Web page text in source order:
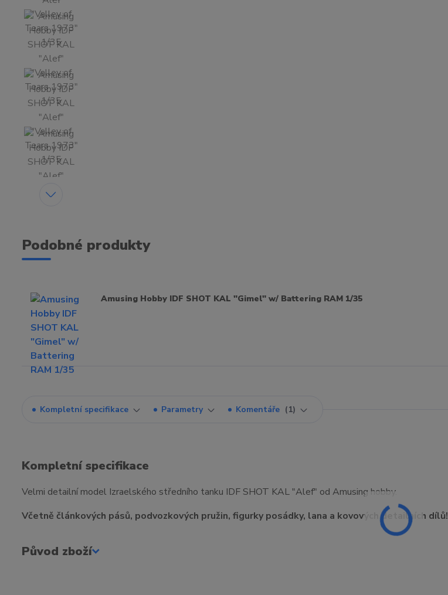
Podobné produkty
Amusing Hobby IDF SHOT KAL "Gimel" w/ Battering RAM 1/35
Kompletní specifikace Parametry Komentáře 1
Kompletní specifikace
Velmi detailní model Izraelského středního tanku IDF SHOT KAL "Alef" od Amusing hobby.
Včetně článkových pásů, podvozkových pružin, figurky posádky, lana a kovových detailních dílů!
Původ zboží